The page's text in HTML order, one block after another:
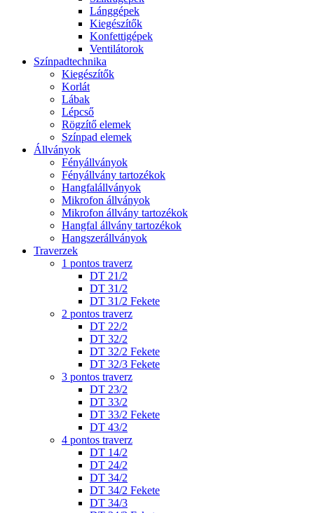
Lánggépek
Kiegészítők
Konfettigépek
Ventilátorok
Színpadtechnika
Kiegészítők
Korlát
Lábak
Lépcső
Rögzítő elemek
Színpad elemek
Állványok
Fényállványok
Fényállvány tartozékok
Hangfalállványok
Mikrofon állványok
Mikrofon állvány tartozékok
Hangfal állvány tartozékok
Hangszerállványok
Traverzek
1 pontos traverz
DT 21/2
DT 31/2
DT 31/2 Fekete
2 pontos traverz
DT 22/2
DT 32/2
DT 32/2 Fekete
DT 32/3 Fekete
3 pontos traverz
DT 23/2
DT 33/2
DT 33/2 Fekete
DT 43/2
4 pontos traverz
DT 14/2
DT 24/2
DT 34/2
DT 34/2 Fekete
DT 34/3